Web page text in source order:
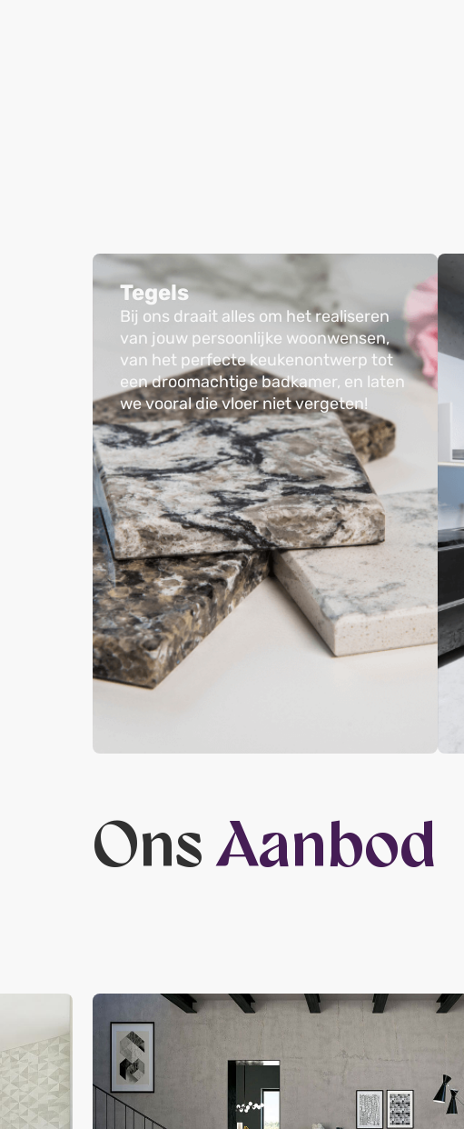
Tegels
Bij ons draait alles om het realiseren
van jouw persoonlijke woonwensen,
van het perfecte keukenontwerp tot
een droomachtige badkamer, en laten
we vooral die vloer niet vergeten!
OnsAanbod